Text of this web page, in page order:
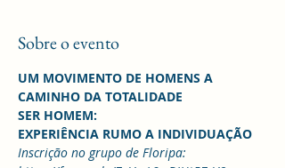
Sobre o evento
UM MOVIMENTO DE HOMENS A
CAMINHO DA TOTALIDADE
SER HOMEM:
EXPERIÊNCIA RUMO A INDIVIDUAÇÃO
Inscrição no grupo de Floripa: